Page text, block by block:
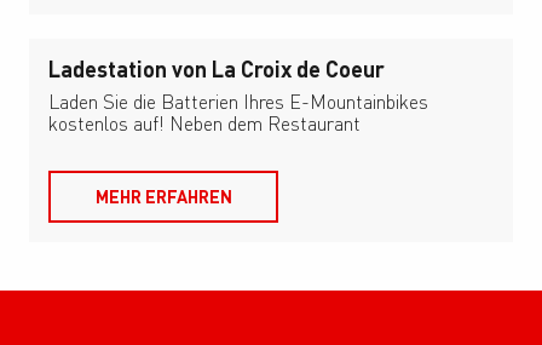
Ladestation von La Croix de Coeur
Laden Sie die Batterien Ihres E-Mountainbikes
kostenlos auf! Neben dem Restaurant
MEHR ERFAHREN